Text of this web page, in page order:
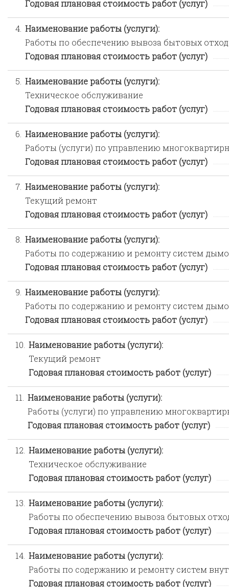
Годовая плановая стоимость работ (услуг)
4. Наименование работы (услуги):
Работы по обеспечению вывоза бытовых
Годовая плановая стоимость работ (услуг)
5. Наименование работы (услуги):
Техническое обслуживание
Годовая плановая стоимость работ (услуг)
6. Наименование работы (услуги):
Работы (услуги) по управлению
Годовая плановая стоимость работ (услуг)
7. Наименование работы (услуги):
Текущий ремонт
Годовая плановая стоимость работ (услуг)
8. Наименование работы (услуги):
Работы по содержанию и ремонту систем
Годовая плановая стоимость работ (услуг)
9. Наименование работы (услуги):
Работы по содержанию и ремонту систем
Годовая плановая стоимость работ (услуг)
10. Наименование работы (услуги):
Текущий ремонт
Годовая плановая стоимость работ (услуг)
11.
Наименование работы (услуги):
Работы (услуги) по управлению
Годовая плановая стоимость работ (услуг)
12. Наименование работы (услуги):
Техническое обслуживание
Годовая плановая стоимость работ (услуг)
13. Наименование работы (услуги):
Работы по обеспечению вывоза бытовых
Годовая плановая стоимость работ (услуг)
14. Наименование работы (услуги):
Работы по содержанию и ремонту систем
Годовая плановая стоимость работ (услуг)